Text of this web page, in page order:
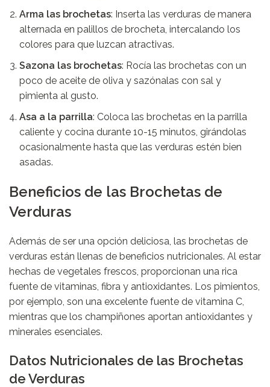
Arma las brochetas: Inserta las verduras de manera
alternada en palillos de brocheta, intercalando los
colores para que luzcan atractivas.
Sazona las brochetas: Rocía las brochetas con un
poco de aceite de oliva y sazónalas con sal y
pimienta al gusto.
Asa a la parrilla: Coloca las brochetas en la parrilla
caliente y cocina durante 10-15 minutos, girándolas
ocasionalmente hasta que las verduras estén bien
asadas.
Beneficios de las Brochetas de
Verduras
Además de ser una opción deliciosa, las brochetas de
verduras están llenas de beneficios nutricionales. Al estar
hechas de vegetales frescos, proporcionan una rica
fuente de vitaminas, fibra y antioxidantes. Los pimientos,
por ejemplo, son una excelente fuente de vitamina C,
mientras que los champiñones aportan antioxidantes y
minerales esenciales.
Datos Nutricionales de las Brochetas
de Verduras